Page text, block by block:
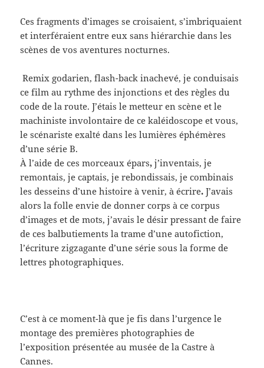
Ces fragments d’images se croisaient, s’imbriquaient
et interféraient entre eux sans hiérarchie dans les
scènes de vos aventures nocturnes.
Remix godarien, flash-back inachevé, je conduisais
ce film au rythme des injonctions et des règles du
code de la route. J’étais le metteur en scène et le
machiniste involontaire de ce kaléidoscope et vous,
le scénariste exalté dans les lumières éphémères
d’une série B.
À l’aide de ces morceaux épars, j’inventais, je
remontais, je captais, je rebondissais, je combinais
les desseins d’une histoire à venir, à écrire.J’avais
alors la folle envie de donner corps à ce corpus
d’images et de mots, j’avais le désir pressant de faire
de ces balbutiements la trame d’une autofiction,
l’écriture zigzagante d’une série sous la forme de
lettres photographiques.
C’est à ce moment-là que je fis dans l’urgence le
montage des premières photographies de
l’exposition présentée au musée de la Castre à
Cannes.